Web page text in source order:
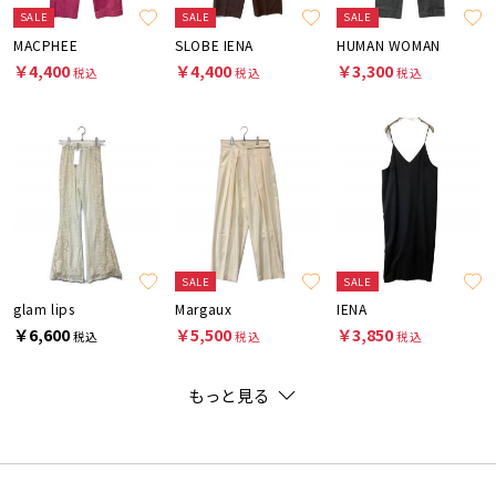
SALE
MACPHEE
￥4,400税込
SALE
SLOBE IENA
￥4,400税込
SALE
HUMAN WOMAN
￥3,300税込
glam lips
￥6,600税込
SALE
Margaux
￥5,500税込
SALE
IENA
￥3,850税込
もっと見る